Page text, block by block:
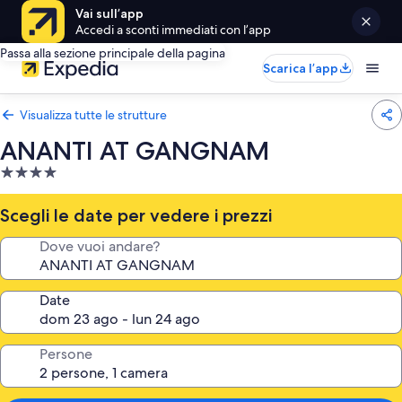
Vai sull’app
Accedi a sconti immediati con l’app
Passa alla sezione principale della pagina
Scarica l’app
Visualizza tutte le strutture
ANANTI AT GANGNAM
Struttura
a
4.0
stelle
Scegli le date per vedere i prezzi
Dove vuoi andare?
Date
Persone